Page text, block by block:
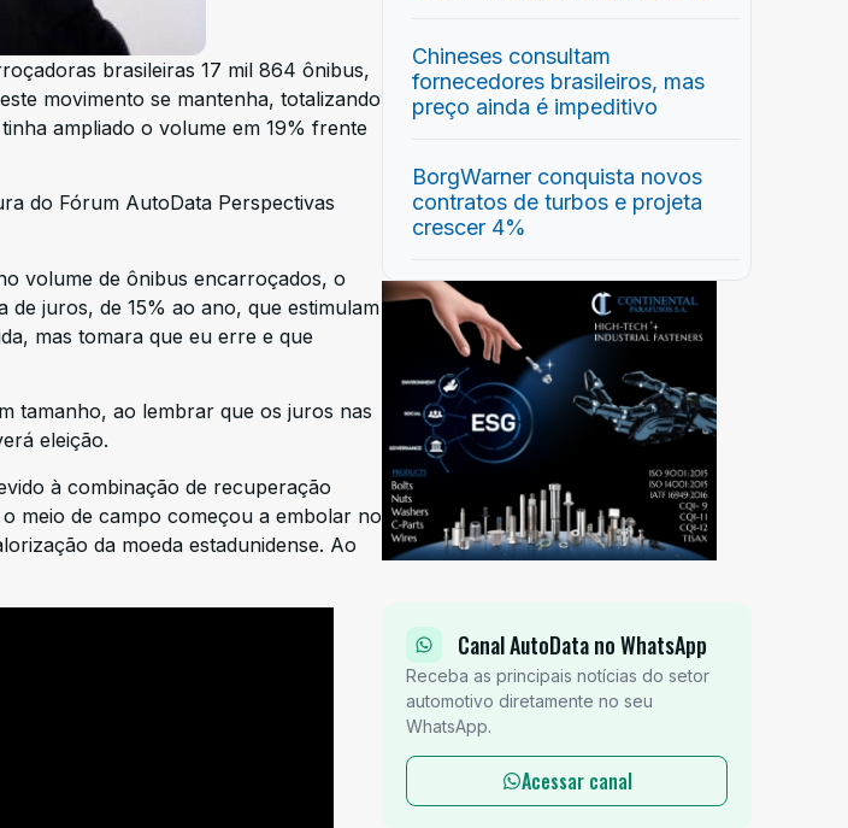
brasileiras 17 mil 864 ônibus,
movimento se mantenha, totalizando
ampliado o volume em 19% frente
do Fórum AutoData Perspectivas
volume de ônibus encarroçados, o
de juros, de 15% ao ano, que estimulam
mas tomara que eu erre e que
tamanho, ao lembrar que os juros nas
eleição.
à combinação de recuperação
meio de campo começou a embolar no
da moeda estadunidense. Ao
Chineses consultam
fornecedores brasileiros, mas
preço ainda é impeditivo
BorgWarner conquista novos
contratos de turbos e projeta
crescer 4%
Canal AutoData no WhatsApp
Receba as principais notícias do setor
automotivo diretamente no seu
WhatsApp.
Acessar canal